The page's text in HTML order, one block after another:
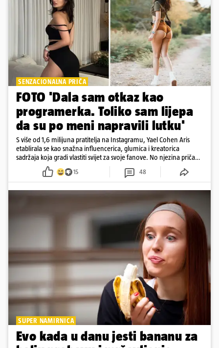
SENZACIONALNA PRIČA
FOTO 'Dala sam otkaz kao
programerka. Toliko sam lijepa
da su po meni napravili lutku'
S više od 1,6 milijuna pratitelja na Instagramu, Yael Cohen Aris
etablirala se kao snažna influencerica, glumica i kreatorica
sadržaja koja gradi vlastiti svijet za svoje fanove. No njezina priča
pokazuje da online slava dolazi i s neočekivanim izazovima
15 48
SUPER NAMIRNICA
Evo kada u danu jesti bananu za